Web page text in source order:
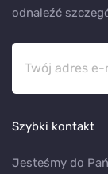
odnaleźć
Szybki kontakt
Jesteśmy do